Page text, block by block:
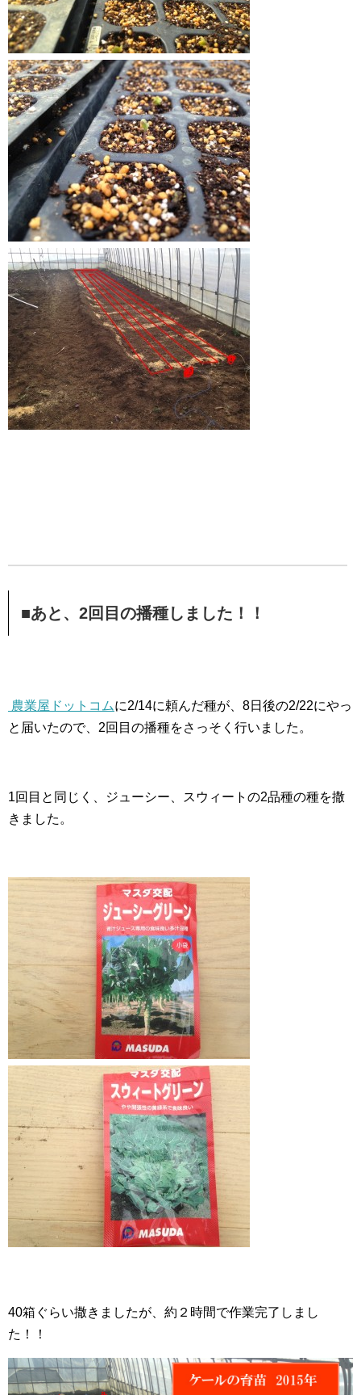
■あと、2回目の播種しました！！
農業屋ドットコムに2/14に頼んだ種が、8日後の2/22にやっ
と届いたので、2回目の播種をさっそく行いました。
1回目と同じく、ジューシー、スウィートの2品種の種を撒
きました。
40箱ぐらい撒きましたが、約２時間で作業完了しまし
た！！